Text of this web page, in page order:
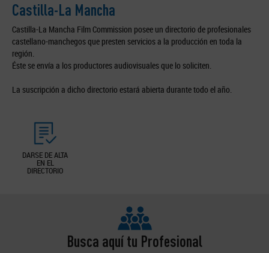
Castilla-La Mancha
Castilla-La Mancha Film Commission posee un directorio de profesionales
castellano-manchegos que presten servicios a la producción en toda la
región.
Éste se envía a los productores audiovisuales que lo soliciten.
La suscripción a dicho directorio estará abierta durante todo el año.
DARSE DE ALTA
EN EL
DIRECTORIO
Busca aquí tu Profesional